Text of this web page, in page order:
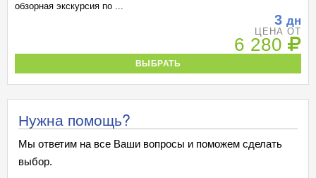
обзорная экскурсия по ...
3 дн
ЦЕНА ОТ
6 280
ВЫБРАТЬ
Нужна помощь?
Мы ответим на все Ваши вопросы и поможем сделать
выбор.